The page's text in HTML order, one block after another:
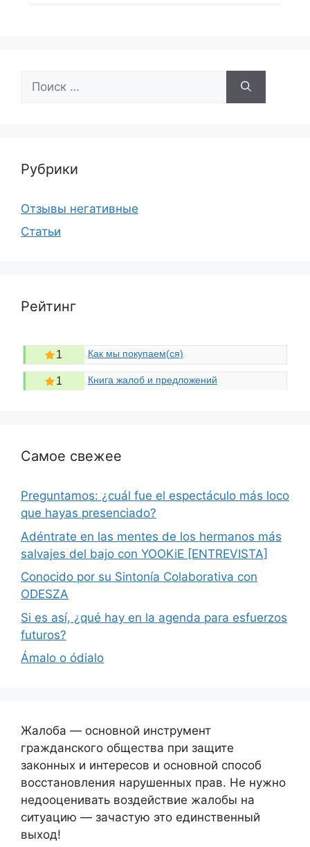
Рубрики
Отзывы негативные
Статьи
Рейтинг
1 Как мы покупаем(ся)
1 Книга жалоб и предложений
Самое свежее
Preguntamos: ¿cuál fue el espectáculo más loco
que hayas presenciado?
Adéntrate en las mentes de los hermanos más
salvajes del bajo con YOOKiE [ENTREVISTA]
Conocido por su Sintonía Colaborativa con
ODESZA
Si es así, ¿qué hay en la agenda para esfuerzos
futuros?
Ámalo o ódialo
Жалоба — основной инструмент
гражданского общества при защите
законных и интересов и основной способ
восстановления нарушенных прав. Не нужно
недооценивать воздействие жалобы на
ситуацию — зачастую это единственный
выход!